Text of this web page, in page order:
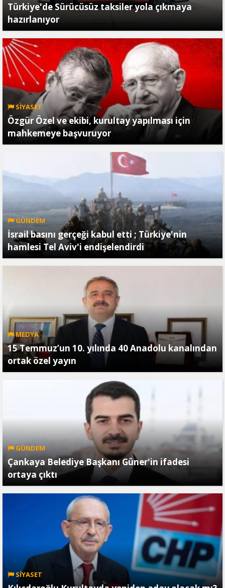
Türkiye'de Sürücüsüz taksiler yola çıkmaya
hazırlanıyor
SİYASET
Özgür Özel ve ekibi, kurultay yapılması için
mahkemeye başvuruyor
GÜNDEM
İsrail basını gerçeği kabul etti ; Türkiye'nin
hamlesi Tel Aviv'i endişelendirdi
MEDYA
15 Temmuz’un 10. yılında 40 Anadolu kanalından
ortak özel yayın
GÜNDEM
Çankaya Belediye Başkanı Güner'in ifadesi
ortaya çıktı
SİYASET